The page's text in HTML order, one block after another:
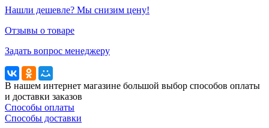
Нашли дешевле? Мы снизим цену!
Отзывы о товаре
Задать вопрос менеджеру
В нашем интернет магазине большой выбор способов оплаты
и доставки заказов
Способы оплаты
Способы доставки